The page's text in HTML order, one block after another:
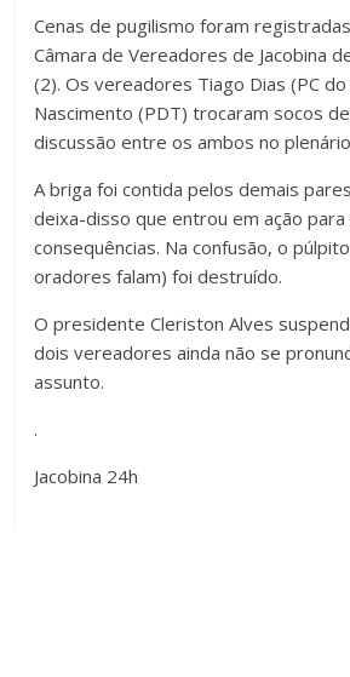
Cenas de pugilismo foram
Câmara de Vereadores de Jacobina
(2). Os vereadores Tiago Dias (PC
Nascimento (PDT) trocaram socos
discussão entre os ambos no
A briga foi contida pelos demais
deixa-disso que entrou em ação
consequências. Na confusão, o
oradores falam) foi destruído.
O presidente Cleriston Alves
dois vereadores ainda não se
assunto.
.
Jacobina 24h